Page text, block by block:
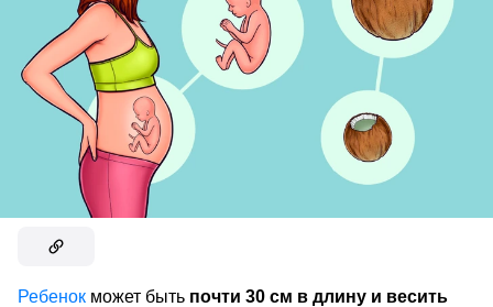
Ребенок может быть почти 30 см в длину и весить